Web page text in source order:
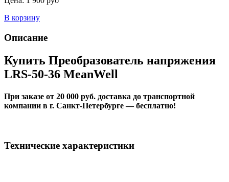
В корзину
Описание
Купить Преобразователь напряжения
LRS-50-36 MeanWell
При заказе от 20 000 руб. доставка до транспортной
компании в г. Санкт-Петербурге — бесплатно!
Технические характеристики